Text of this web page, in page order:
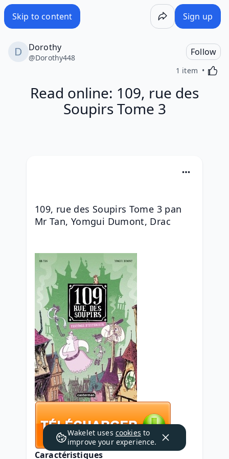
Skip to content Sign up
Dorothy
@Dorothy448
Follow
1 item
Read online: 109, rue des
Soupirs Tome 3
109, rue des Soupirs Tome 3 pan
Mr Tan, Yomgui Dumont, Drac
Caractéristiques
Wakelet uses cookies to
improve your experience.